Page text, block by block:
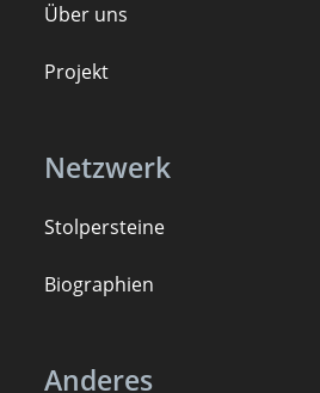
Über uns
Projekt
Netzwerk
Stolpersteine
Biographien
Anderes